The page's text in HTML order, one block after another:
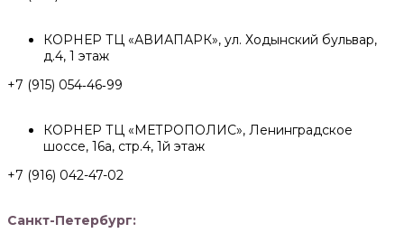
КОРНЕР ТЦ «АВИАПАРК», ул. Ходынский бульвар,
д.4, 1 этаж
+7 (915) 054‑46‑99
КОРНЕР ТЦ «МЕТРОПОЛИС», Ленинградское
шоссе, 16а, стр.4, 1й этаж
+7 (916) 042-47-02
Санкт-Петербург: